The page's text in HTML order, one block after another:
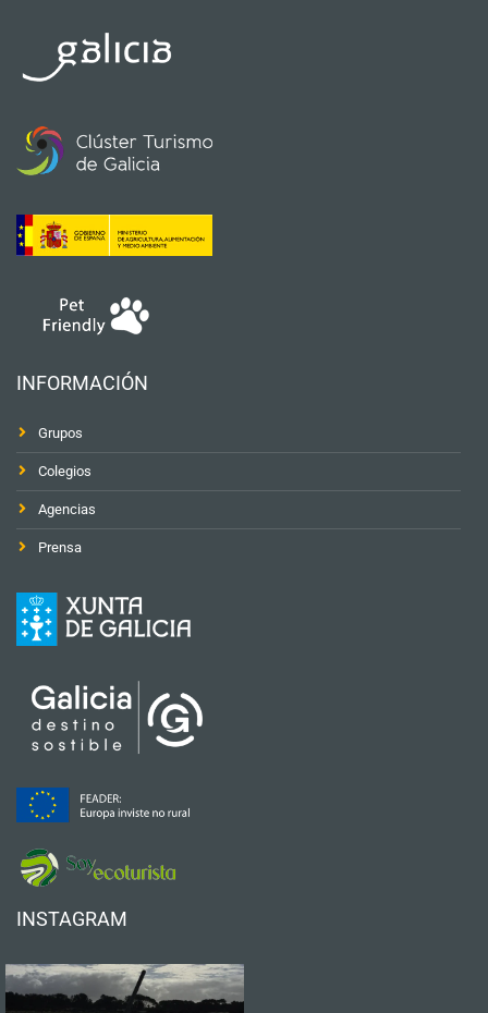
INFORMACIÓN
Grupos
Colegios
Agencias
Prensa
INSTAGRAM